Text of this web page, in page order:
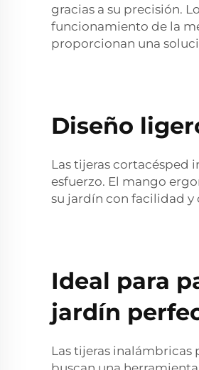
gracias a su precisión.
funcionamiento de la
proporcionan una
Diseño
Las tijeras cortacésped
esfuerzo. El mango
su jardín con facilidad
Ideal para
jardín
Las tijeras